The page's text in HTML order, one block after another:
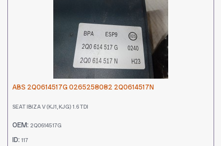
ABS 2Q0614517G 0265258082 2Q0614517N
SEAT IBIZA V (KJ1, KJG) 1.6 TDI
OEM: 2Q0614517G
ID: 117